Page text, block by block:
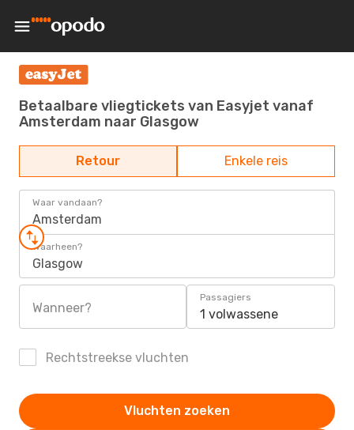
Betaalbare vliegtickets van Easyjet vanaf
Amsterdam naar Glasgow
Retour Enkele reis
Waar vandaan?
Amsterdam
Waarheen?
Glasgow
Wanneer?
Passagiers
1 volwassene
Rechtstreekse vluchten
Vluchten zoeken